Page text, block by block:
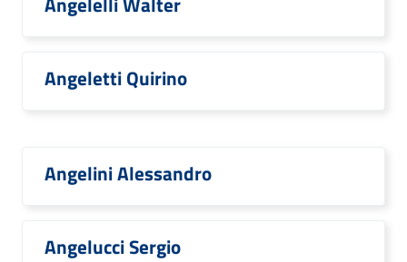
Angeletti Quirino
Angelini Alessandro
Angelucci Sergio